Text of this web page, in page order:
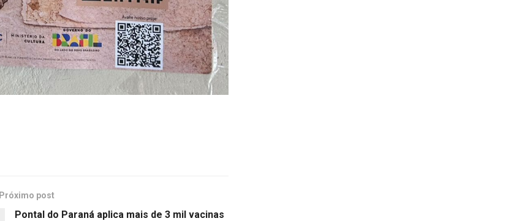
Próximo post
Pontal do Paraná aplica mais de 3 mil vacinas